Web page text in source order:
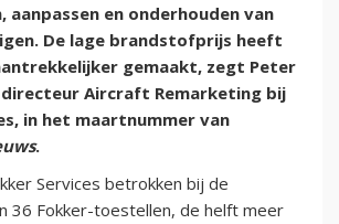
aanpassen en onderhouden van
De lage brandstofprijs heeft
gemaakt, zegt Peter
Aircraft Remarketing bij
in het maartnummer van
.
Services betrokken bij de
36 Fokker-toestellen, de helft meer